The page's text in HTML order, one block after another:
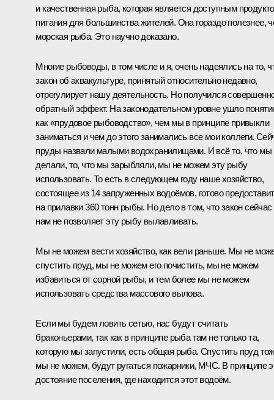
и качественная рыба, которая является доступным
питания для большинства жителей. Она гораздо полезнее,
морская рыба. Это научно доказано.
Многие рыбоводы, в том числе и я, очень надеялись на то,
закон об аквакультуре, принятый относительно недавно,
отрегулирует нашу деятельность. Но получился
обратный эффект. На законодательном уровне ушло
как «прудовое рыбоводство», чем мы в принципе привыкли
заниматься и чем до этого занимались все мои коллеги.
пруды назвали малыми водохранилищами. И всё то, что мы
делали, то, что мы зарыбляли, мы не можем эту рыбу
использовать. То есть в следующем году наше хозяйство,
состоящее из 14 запруженных водоёмов, готово
на прилавки 360 тонн рыбы. Но дело в том, что закон сейчас
нам не позволяет эту рыбу вылавливать.
Мы не можем вести хозяйство, как вели раньше. Мы не
спустить пруд, мы не можем его почистить, мы не можем
избавиться от сорной рыбы, и тем более мы не можем
использовать средства массового вылова.
Если мы будем ловить сетью, нас будут считать
браконьерами, так как в принципе рыба там не только та,
которую мы запустили, есть общая рыба. Спустить пруд
мы не можем, будут ругаться пожарники, МЧС. В принципе
достояние поселения, где находится этот водоём.